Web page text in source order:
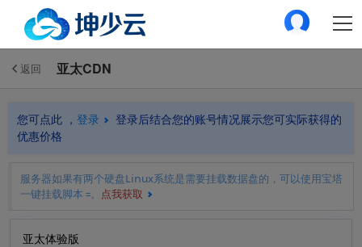
返回 亚太CDN
您可点此 ， 登录
登录后结合您的账号情况展示您可实际获得的
优惠价格
服务器如果有两个硬盘Linux系统是需要挂载数据盘的，可以使用宝塔
一键挂载脚本 =。
点我获取
亚太体验版